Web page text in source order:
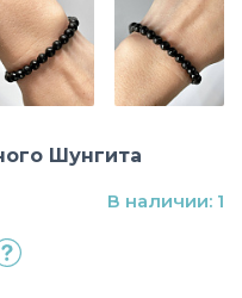
Шунгита
В наличии: 1